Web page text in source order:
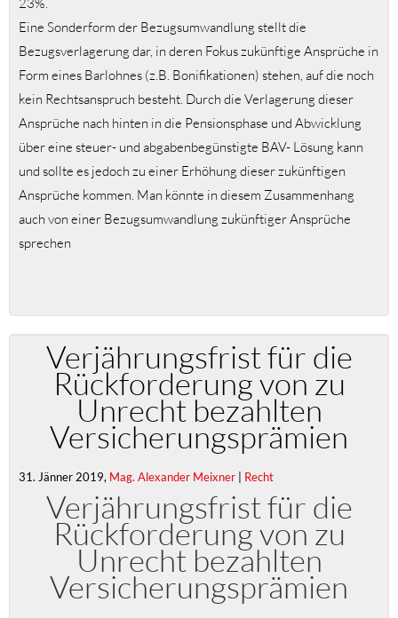
23%.
Eine Sonderform der Bezugsumwandlung stellt die
Bezugsverlagerung dar, in deren Fokus zukünftige Ansprüche in
Form eines Barlohnes (z.B. Bonifikationen) stehen, auf die noch
kein Rechtsanspruch besteht. Durch die Verlagerung dieser
Ansprüche nach hinten in die Pensionsphase und Abwicklung
über eine steuer- und abgabenbegünstigte BAV- Lösung kann
und sollte es jedoch zu einer Erhöhung dieser zukünftigen
Ansprüche kommen. Man könnte in diesem Zusammenhang
auch von einer Bezugsumwandlung zukünftiger Ansprüche
sprechen
Verjährungsfrist für die
Rückforderung von zu
Unrecht bezahlten
Versicherungsprämien
31. Jänner 2019, Mag. Alexander Meixner | Recht
Verjährungsfrist für die
Rückforderung von zu
Unrecht bezahlten
Versicherungsprämien